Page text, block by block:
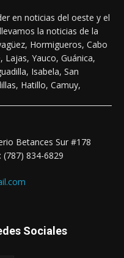
en noticias del oeste y el
la noticias de la
Hormigueros, Cabo
Lajas, Yauco, Guánica,
Isabela, San
Hatillo, Camuy,
Betances Sur #178
(787) 834-6829
Sociales